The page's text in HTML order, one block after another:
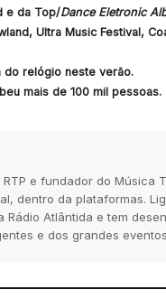
e da Top/Dance Eletronic
Ultra Music Festival,
do relógio neste verão.
mais de 100 mil pessoas.
e fundador do Música
dentro da plataformas.
Atlântida e tem
e dos grandes